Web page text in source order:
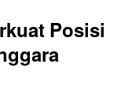
Posisi